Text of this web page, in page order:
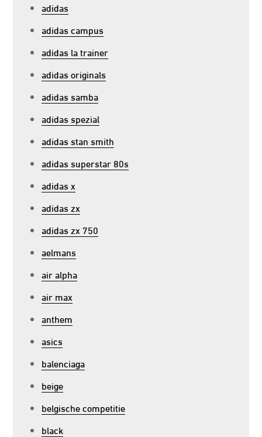
adidas
adidas campus
adidas la trainer
adidas originals
adidas samba
adidas spezial
adidas stan smith
adidas superstar 80s
adidas x
adidas zx
adidas zx 750
aelmans
air alpha
air max
anthem
asics
balenciaga
beige
belgische competitie
black